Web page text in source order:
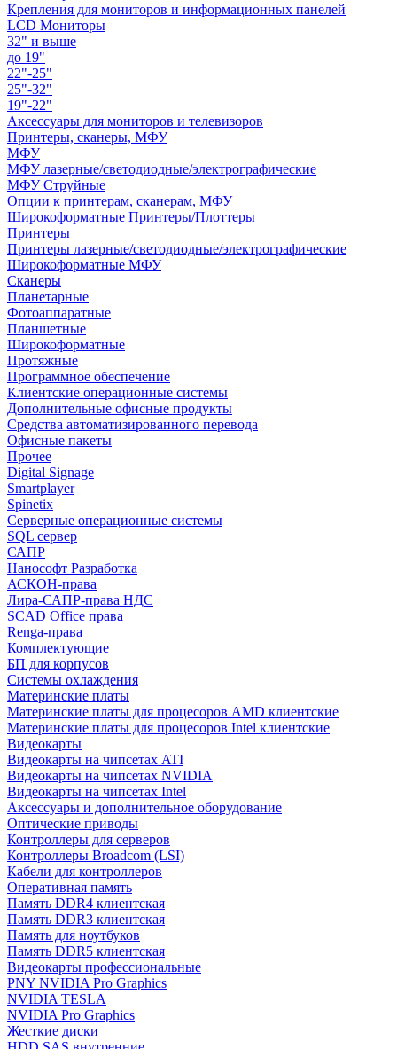
Крепления для мониторов и информационных панелей
LCD Мониторы
32" и выше
до 19"
22"-25"
25"-32"
19"-22"
Аксессуары для мониторов и телевизоров
Принтеры, сканеры, МФУ
МФУ
МФУ лазерные/светодиодные/электрографические
МФУ Струйные
Опции к принтерам, сканерам, МФУ
Широкоформатные Принтеры/Плоттеры
Принтеры
Принтеры лазерные/светодиодные/электрографические
Широкоформатные МФУ
Сканеры
Планетарные
Фотоаппаратные
Планшетные
Широкоформатные
Протяжные
Программное обеспечение
Клиентские операционные системы
Дополнительные офисные продукты
Средства автоматизированного перевода
Офисные пакеты
Прочее
Digital Signage
Smartplayer
Spinetix
Серверные операционные системы
SQL сервер
САПР
Нанософт Разработка
АСКОН-права
Лира-САПР-права НДС
SCAD Office права
Renga-права
Комплектующие
БП для корпусов
Системы охлаждения
Материнские платы
Материнские платы для процесоров AMD клиентские
Материнские платы для процесоров Intel клиентские
Видеокарты
Видеокарты на чипсетах ATI
Видеокарты на чипсетах NVIDIA
Видеокарты на чипсетах Intel
Аксессуары и дополнительное оборудование
Оптические приводы
Контроллеры для серверов
Контроллеры Broadcom (LSI)
Кабели для контроллеров
Оперативная память
Память DDR4 клиентская
Память DDR3 клиентская
Память для ноутбуков
Память DDR5 клиентская
Видеокарты профессиональные
PNY NVIDIA Pro Graphics
NVIDIA TESLA
NVIDIA Pro Graphics
Жесткие диски